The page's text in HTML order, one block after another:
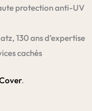
protection anti-UV
130 ans d’expertise
cachés
.